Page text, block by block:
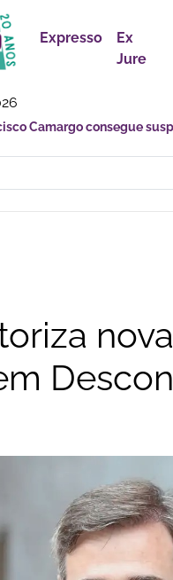
Expresso
Ex
Jure
Tributária: os desafios de